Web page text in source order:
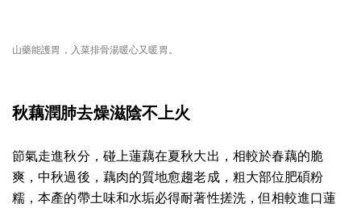
山藥能護胃，入菜排骨湯暖心又暖胃。
秋藕潤肺去燥滋陰不上火
節氣走進秋分，碰上蓮藕在夏秋大出，相較於春藕的脆
爽，中秋過後，藕肉的質地愈趨老成，粗大部位肥碩粉
糯，本產的帶土味和水垢必得耐著性搓洗，但相較進口蓮